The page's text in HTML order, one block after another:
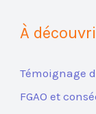
À
Témoignage
FGAO et